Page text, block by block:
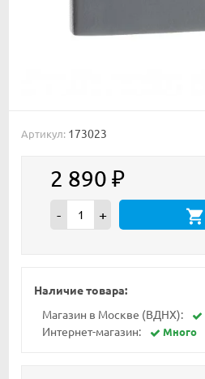
Артикул: 173023
2 890 ₽
- +
Наличие товара:
Магазин в Москве (ВДНХ):
Интернет-магазин: Много